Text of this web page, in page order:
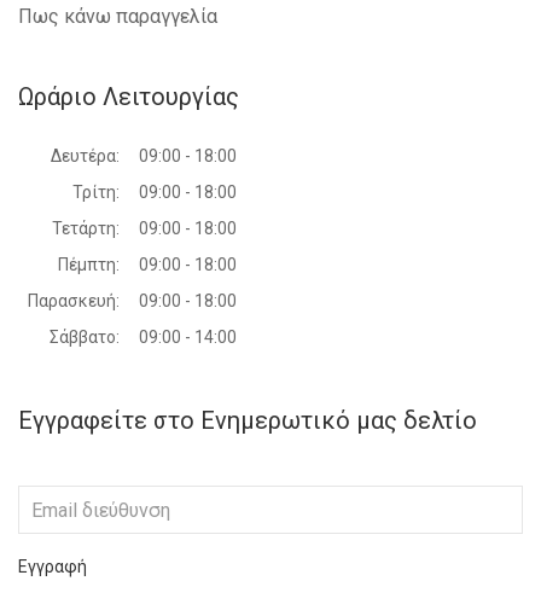
Πως κάνω παραγγελία
Ωράριο Λειτουργίας
Δευτέρα:
09:00 - 18:00
Τρίτη:
09:00 - 18:00
Τετάρτη:
09:00 - 18:00
Πέμπτη:
09:00 - 18:00
Παρασκευή:
09:00 - 18:00
Σάββατο:
09:00 - 14:00
Εγγραφείτε στο Ενημερωτικό μας δελτίο
Εγγραφή